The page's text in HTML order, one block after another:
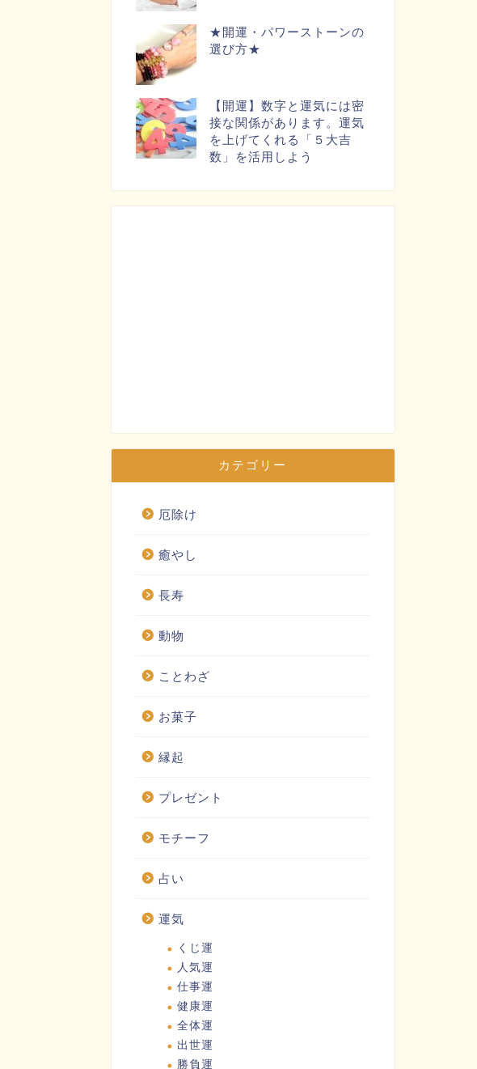
★開運・パワーストーンの
選び方★
【開運】数字と運気には密
接な関係があります。運気
を上げてくれる「５大吉
数」を活用しよう
カテゴリー
厄除け
癒やし
長寿
動物
ことわざ
お菓子
縁起
プレゼント
モチーフ
占い
運気
くじ運
人気運
仕事運
健康運
全体運
出世運
勝負運